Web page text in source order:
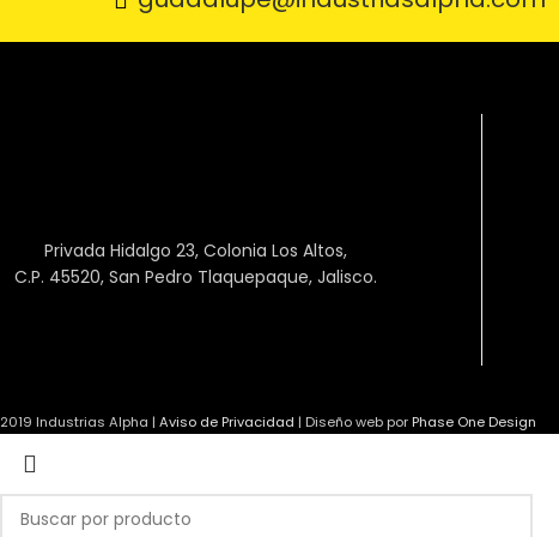
Privada Hidalgo 23, Colonia Los Altos,
C.P. 45520, San Pedro Tlaquepaque, Jalisco.
2019 Industrias Alpha | Aviso de Privacidad | Diseño web porPhase One Design